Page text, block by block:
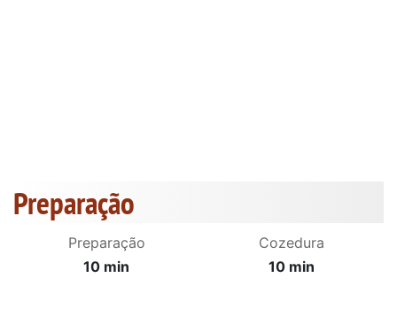
Preparação
Preparação
10 min
Cozedura
10 min